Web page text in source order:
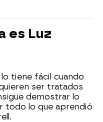
es Luz
tiene fácil cuando
ser tratados
demostrar lo
todo lo que aprendió